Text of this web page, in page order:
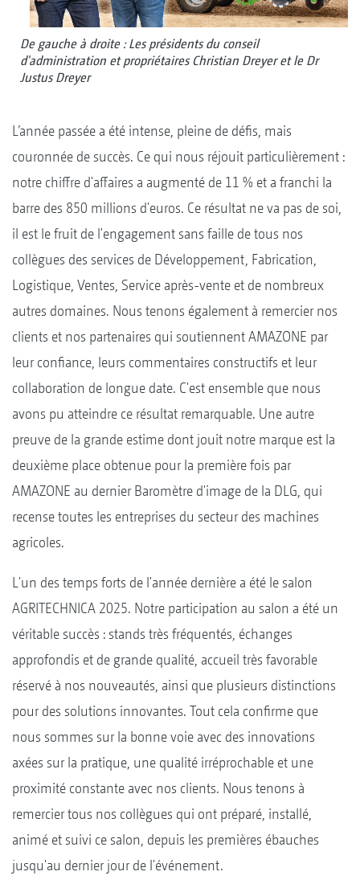
De gauche à droite : Les présidents du conseil
d'administration et propriétaires Christian Dreyer et le Dr
Justus Dreyer
L’année passée a été intense, pleine de défis, mais
couronnée de succès. Ce qui nous réjouit particulièrement :
notre chiffre d'affaires a augmenté de 11 % et a franchi la
barre des 850 millions d'euros. Ce résultat ne va pas de soi,
il est le fruit de l'engagement sans faille de tous nos
collègues des services de Développement, Fabrication,
Logistique, Ventes, Service après-vente et de nombreux
autres domaines. Nous tenons également à remercier nos
clients et nos partenaires qui soutiennent AMAZONE par
leur confiance, leurs commentaires constructifs et leur
collaboration de longue date. C'est ensemble que nous
avons pu atteindre ce résultat remarquable. Une autre
preuve de la grande estime dont jouit notre marque est la
deuxième place obtenue pour la première fois par
AMAZONE au dernier Baromètre d'image de la DLG, qui
recense toutes les entreprises du secteur des machines
agricoles.
L'un des temps forts de l'année dernière a été le salon
AGRITECHNICA 2025. Notre participation au salon a été un
véritable succès : stands très fréquentés, échanges
approfondis et de grande qualité, accueil très favorable
réservé à nos nouveautés, ainsi que plusieurs distinctions
pour des solutions innovantes. Tout cela confirme que
nous sommes sur la bonne voie avec des innovations
axées sur la pratique, une qualité irréprochable et une
proximité constante avec nos clients. Nous tenons à
remercier tous nos collègues qui ont préparé, installé,
animé et suivi ce salon, depuis les premières ébauches
jusqu'au dernier jour de l'événement.